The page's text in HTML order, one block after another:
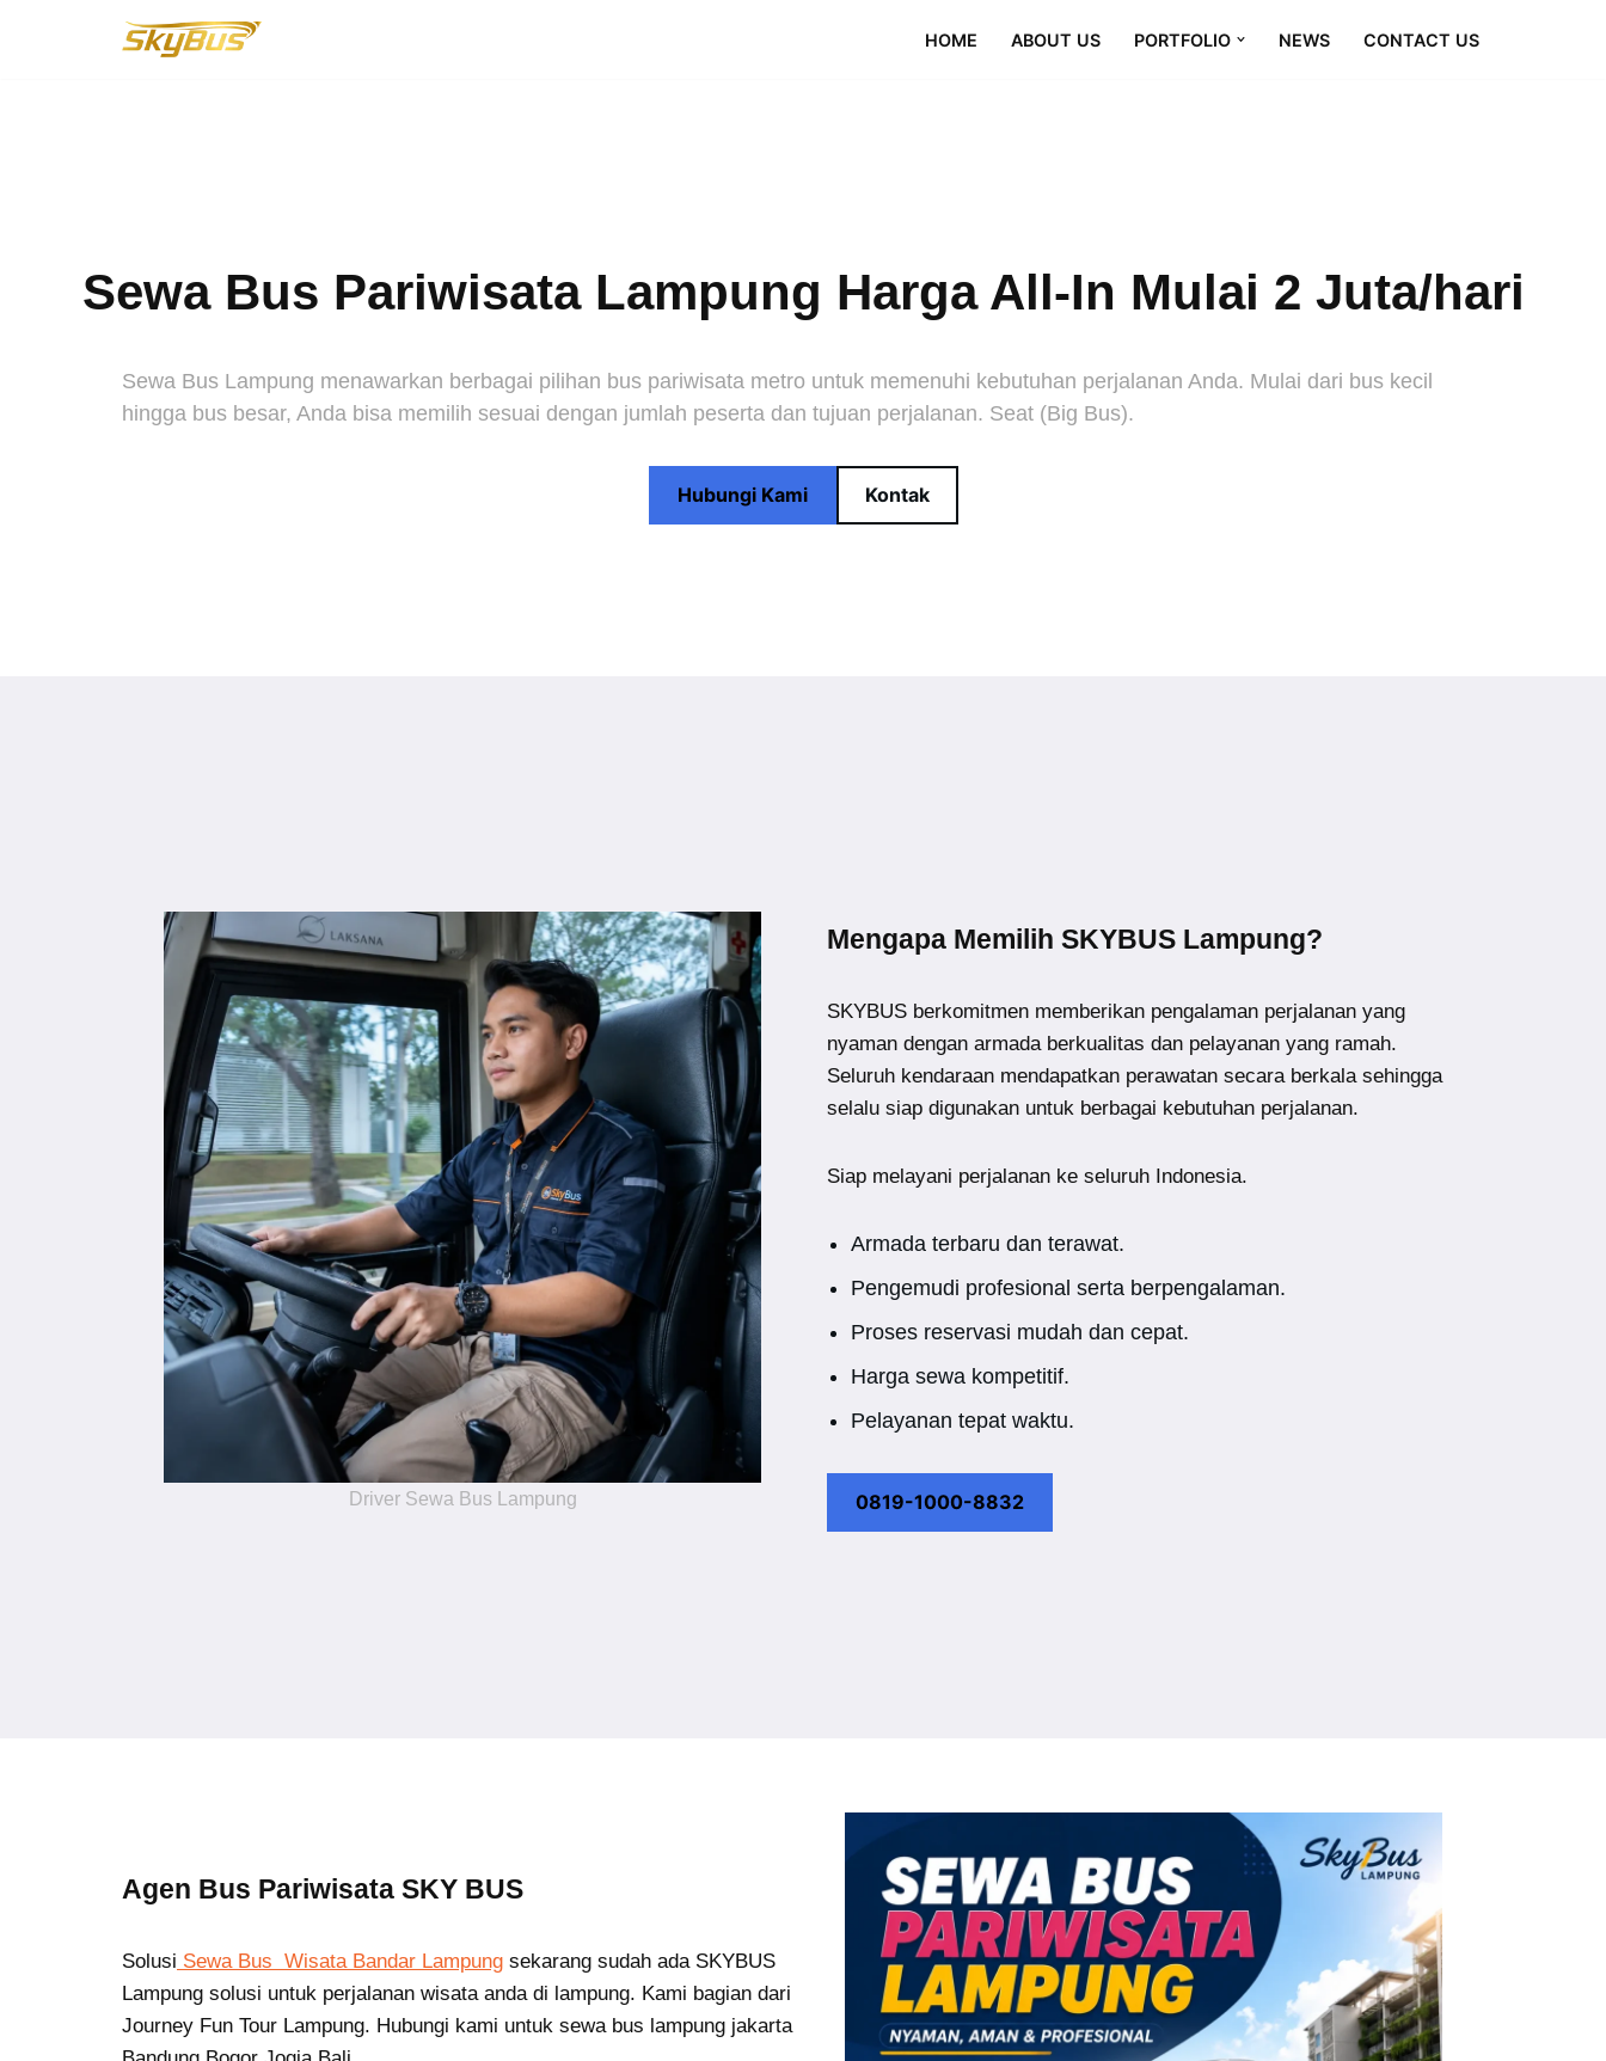
HOME ABOUT US PORTFOLIO NEWS CONTACT US
Sewa Bus Pariwisata Lampung Harga All-In Mulai 2 Juta/hari
Sewa Bus Lampung menawarkan berbagai pilihan bus pariwisata metro untuk memenuhi kebutuhan perjalanan Anda. Mulai dari bus kecil
hingga bus besar, Anda bisa memilih sesuai dengan jumlah peserta dan tujuan perjalanan. Seat (Big Bus).
Hubungi Kami Kontak
Driver Sewa Bus Lampung
Mengapa Memilih SKYBUS Lampung?
SKYBUS berkomitmen memberikan pengalaman perjalanan yang
nyaman dengan armada berkualitas dan pelayanan yang ramah.
Seluruh kendaraan mendapatkan perawatan secara berkala sehingga
selalu siap digunakan untuk berbagai kebutuhan perjalanan.
Siap melayani perjalanan ke seluruh Indonesia.
Armada terbaru dan terawat.
Pengemudi profesional serta berpengalaman.
Proses reservasi mudah dan cepat.
Harga sewa kompetitif.
Pelayanan tepat waktu.
0819-1000-8832
Agen Bus Pariwisata SKY BUS
Solusi Sewa Bus Wisata Bandar Lampung sekarang sudah ada SKYBUS
Lampung solusi untuk perjalanan wisata anda di lampung. Kami bagian dari
Journey Fun Tour Lampung. Hubungi kami untuk sewa bus lampung jakarta